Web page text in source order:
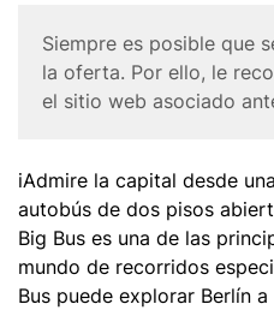
Corona
Disclaimer
Siempre es posible que
la oferta. Por ello, le
el sitio web asociado
Body
iAdmire la capital desde
autobús de dos pisos
Big Bus es una de las
mundo de recorridos
Bus puede explorar Berlín